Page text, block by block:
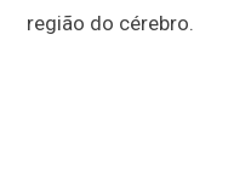
região do cérebro.